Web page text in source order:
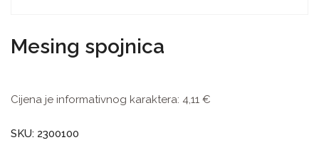
Mesing spojnica
Cijena je informativnog karaktera: 4,11 €
SKU: 2300100